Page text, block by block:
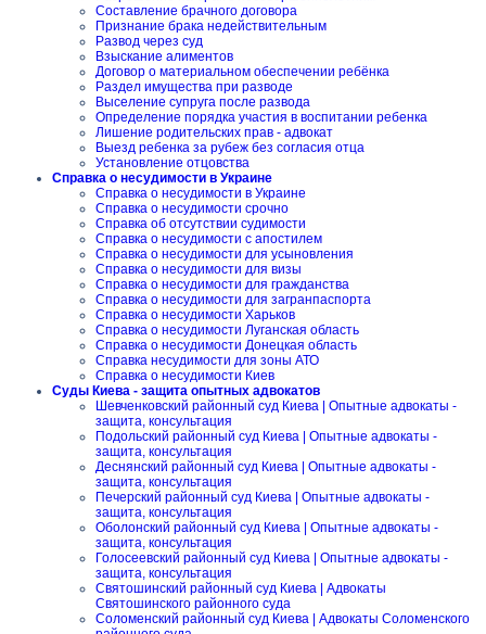
Составление брачного договора
Признание брака недействительным
Развод через суд
Взыскание алиментов
Договор о материальном обеспечении ребёнка
Раздел имущества при разводе
Выселение супруга после развода
Определение порядка участия в воспитании ребенка
Лишение родительских прав - адвокат
Выезд ребенка за рубеж без согласия отца
Установление отцовства
Справка о несудимости в Украине
Справка о несудимости в Украине
Справка о несудимости срочно
Справка об отсутствии судимости
Справка о несудимости с апостилем
Справка о несудимости для усыновления
Справка о несудимости для визы
Справка о несудимости для гражданства
Справка о несудимости для загранпаспорта
Справка о несудимости Харьков
Справка о несудимости Луганская область
Справка о несудимости Донецкая область
Справка несудимости для зоны АТО
Справка о несудимости Киев
Суды Киева - защита опытных адвокатов
Шевченковский районный суд Киева | Опытные адвокаты -
защита, консультация
Подольский районный суд Киева | Опытные адвокаты -
защита, консультация
Деснянский районный суд Киева | Опытные адвокаты -
защита, консультация
Печерский районный суд Киева | Опытные адвокаты -
защита, консультация
Оболонский районный суд Киева | Опытные адвокаты -
защита, консультация
Голосеевский районный суд Киева | Опытные адвокаты -
защита, консультация
Святошинский районный суд Киева | Адвокаты
Святошинского районного суда
Соломенский районный суд Киева | Адвокаты Соломенского